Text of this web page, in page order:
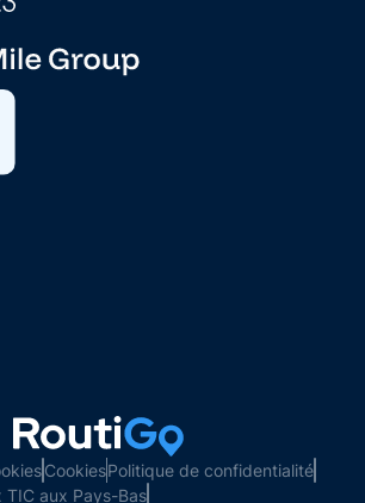
CookiesPolitique de confidentialité
TIC aux Pays-Bas